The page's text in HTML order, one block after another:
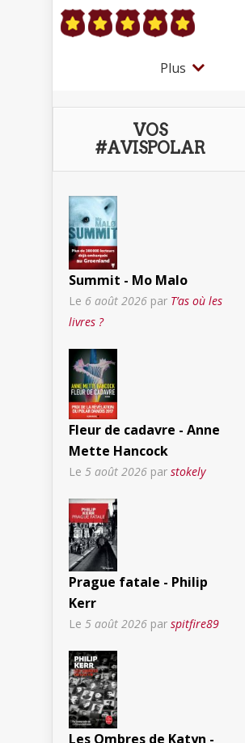
Plus
VOS
#AVISPOLAR
Summit - Mo Malo
Le 6 août 2026 par T’as où les
livres ?
Fleur de cadavre - Anne
Mette Hancock
Le 5 août 2026 par stokely
Prague fatale - Philip
Kerr
Le 5 août 2026 par spitfire89
Les Ombres de Katyn -